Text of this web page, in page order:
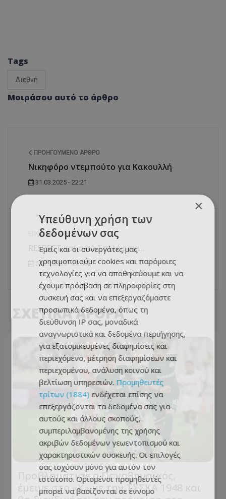
Tags
Διεθνή
Μοιράσου αυτό το άρθρο
ΠΡΟΗΓΟΎΜΕΝΟ ΆΡΘΡΟ
Νικηφόρο ντεμπούτο για Κακουλλή
31.03.2025 - 22:21
ΕΠΌΜΕΝΟ ΆΡΘΡΟ
RESPECT και από Σπιλέφσκι...
31.03.2025 - 20:55
ΣΧΕΤΙΚΑ ΑΡΘΡΑ
Προβλημάτισε ο Παναθηναϊκός,
έμεινε στο «Χ» με την ΤΣΣΚΑ 1948 και
×
Υπεύθυνη χρήση των
δεδομένων σας
Εμείς και οι συνεργάτες μας
χρησιμοποιούμε cookies και παρόμοιες
τεχνολογίες για να αποθηκεύουμε και να
έχουμε πρόσβαση σε πληροφορίες στη
συσκευή σας και να επεξεργαζόμαστε
προσωπικά δεδομένα, όπως τη
διεύθυνση IP σας, μοναδικά
αναγνωριστικά και δεδομένα περιήγησης,
για εξατομικευμένες διαφημίσεις και
περιεχόμενο, μέτρηση διαφημίσεων και
περιεχομένου, ανάλυση κοινού και
βελτίωση υπηρεσιών. Προμηθευτές
τρίτων (1884) ενδέχεται επίσης να
επεξεργάζονται τα δεδομένα σας για
αυτούς και άλλους σκοπούς,
συμπεριλαμβανομένης της χρήσης
ακριβών δεδομένων γεωεντοπισμού και
χαρακτηριστικών συσκευής. Οι επιλογές
σας ισχύουν μόνο για αυτόν τον
ιστότοπο. Ορισμένοι προμηθευτές
μπορεί να βασίζονται σε έννομο